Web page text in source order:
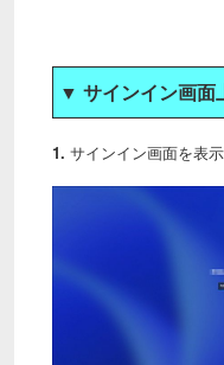
▼ サインイン画面
1. サインイン画面を表示